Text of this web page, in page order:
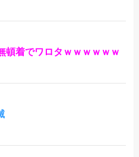
頓着でワロタｗｗｗｗｗｗ